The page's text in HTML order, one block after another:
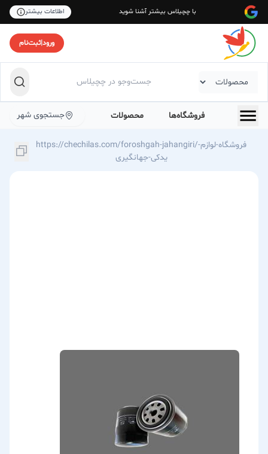
با چچیلاس بیشتر آشنا شوید اطلاعات بیشتر
ورود|ثبت‌نام
فروشگاه‌ها محصولات جستجوی شهر
https://chechilas.com/foroshgah-jahangiri/فروشگاه-لوازم-
یدکی-جهانگیری